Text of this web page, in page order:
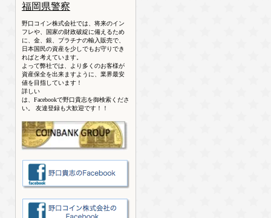
福岡県警察
野口コイン株式会社では、将来のイン
フレや、国家の財政破綻に備えるため
に、金、銀、プラチナの輸入販売で、
日本国民の資産を少しでもお守りでき
ればと考えています。
よって弊社では、より多くのお客様が
資産保全を出来ますように、業界最安
値を目指しています！
詳しい
は、Facebookで野口貴志を御検索くださ
い。 友達登録も大歓迎です！！